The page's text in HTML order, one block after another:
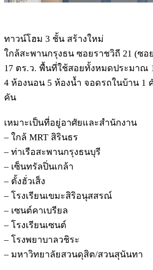
ทาวน์โฮม 3 ชั้น สร้างใหม่
ใกล้สะพานกรุงธน ซอยราชวิถี 21 (ซอ
17 ตร.ว. พื้นที่ใช้สอยทั้งหมดประมาณ
4 ห้องนอน 5 ห้องน้ำ จอดรถในบ้าน 1
คัน
เหมาะเป็นที่อยู่อาศัยและสำนักงาน
– ใกล้ MRT สิรินธร
– ท่าเรือสะพานกรุงธนบุรี
– เซ็นทรัลปิ่นเกล้า
– ตั้งฮั่วเส็ง
– โรงเรียนเขมะสิริอนุสสรณ์
– เซนต์คาเบรียล
– โรงเรียนเซนต์
– โรงพยาบาลวชิระ
– มหาวิทยาลัยสวนดุสิต/สวนสุนันทา